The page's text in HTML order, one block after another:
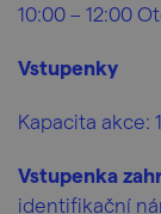
10:00 – 12:00
Vstupenky
Kapacita akce:
Vstupenka
identifikační